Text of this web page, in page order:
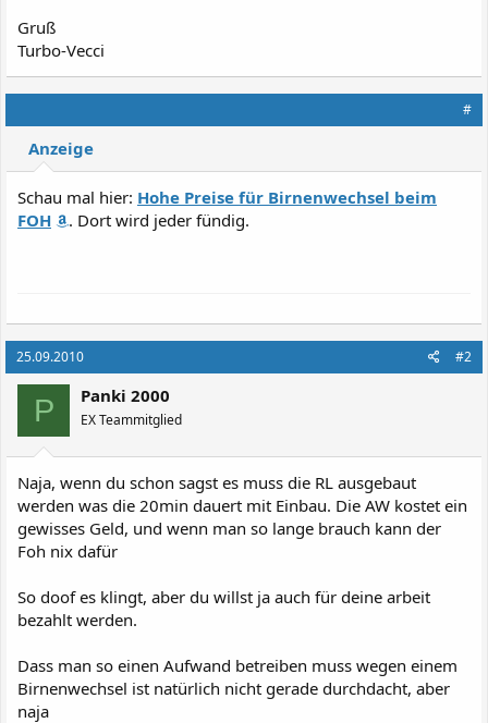
Gruß
Turbo-Vecci
#
Anzeige
Schau mal hier: Hohe Preise für Birnenwechsel beim
FOH
. Dort wird jeder fündig.
25.09.2010 #2
P Panki 2000
EX Teammitglied
Naja, wenn du schon sagst es muss die RL ausgebaut
werden was die 20min dauert mit Einbau. Die AW kostet ein
gewisses Geld, und wenn man so lange brauch kann der
Foh nix dafür
So doof es klingt, aber du willst ja auch für deine arbeit
bezahlt werden.
Dass man so einen Aufwand betreiben muss wegen einem
Birnenwechsel ist natürlich nicht gerade durchdacht, aber
naja